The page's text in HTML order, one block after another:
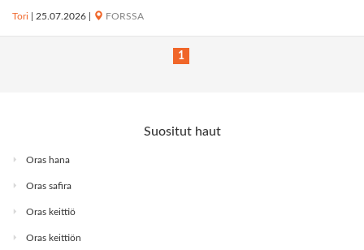
Tori 25.07.2026 FORSSA
1
Suositut haut
Oras hana
Oras safira
Oras keittiö
Oras keittiön